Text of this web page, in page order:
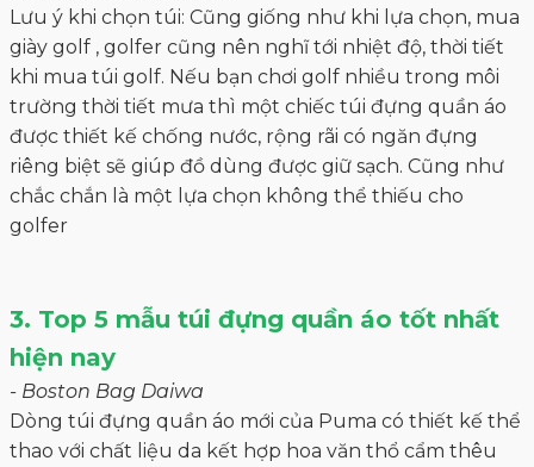
Lưu ý khi chọn túi: Cũng giống như khi lựa chọn, mua
giày golf , golfer cũng nên nghĩ tới nhiệt độ, thời tiết
khi mua túi golf. Nếu bạn chơi golf nhiều trong môi
trường thời tiết mưa thì một chiếc túi đựng quần áo
được thiết kế chống nước, rộng rãi có ngăn đựng
riêng biệt sẽ giúp đồ dùng được giữ sạch. Cũng như
chắc chắn là một lựa chọn không thể thiếu cho
golfer
3. Top 5 mẫu túi đựng quần áo tốt nhất
hiện nay
- Boston Bag Daiwa
Dòng túi đựng quần áo mới của Puma có thiết kế thể
thao với chất liệu da kết hợp hoa văn thổ cẩm thêu